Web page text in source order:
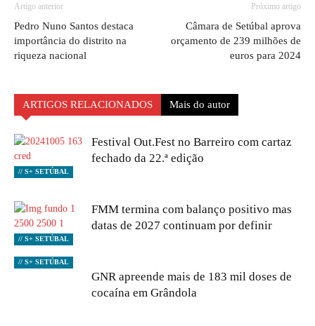
Artigo anterior
Pedro Nuno Santos destaca
importância do distrito na
riqueza nacional
Próximo artigo
Câmara de Setúbal aprova
orçamento de 239 milhões de
euros para 2024
ARTIGOS RELACIONADOS Mais do autor
// S+ SETÚBAL
Festival Out.Fest no Barreiro com cartaz
fechado da 22.ª edição
// S+ SETÚBAL
FMM termina com balanço positivo mas
datas de 2027 continuam por definir
// S+ SETÚBAL
GNR apreende mais de 183 mil doses de
cocaína em Grândola